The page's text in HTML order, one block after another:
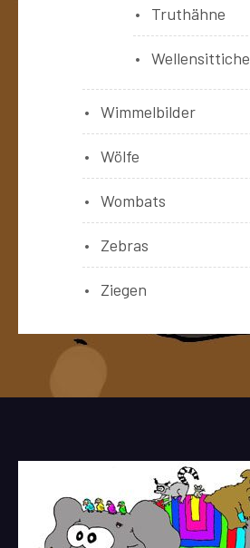
Truthähne
Wellensittiche
Wimmelbilder
Wölfe
Wombats
Zebras
Ziegen